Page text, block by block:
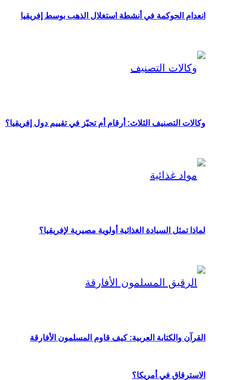
انعدام الحوكمة في أنشطة استغلال الذهب بوسط إفريقيا
وكالات التصنيف الثلاث: أرقام أم تحيّز في تقييم دول إفريقيا؟
لماذا تمثل السيادة الغذائية أولوية مصيرية لإفريقيا؟
القرآن والكتابة العربية: كيف قاوم المسلمون الأفارقة
الاسترقاق في أمريكا؟